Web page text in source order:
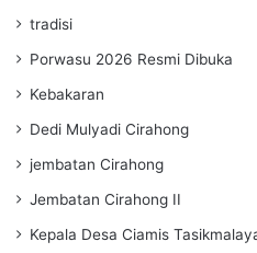
tradisi
Porwasu 2026 Resmi Dibuka
Kebakaran
Dedi Mulyadi Cirahong
jembatan Cirahong
Jembatan Cirahong II
Kepala Desa Ciamis